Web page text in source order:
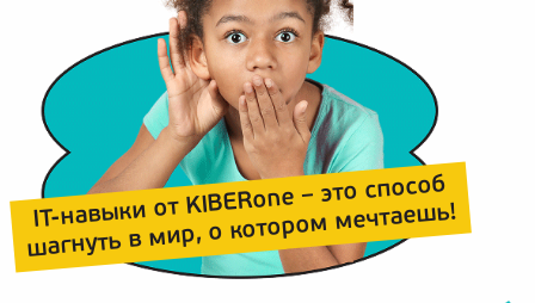
IT-навыки от KIBERone – это способ
шагнуть в мир, о котором мечтаешь!